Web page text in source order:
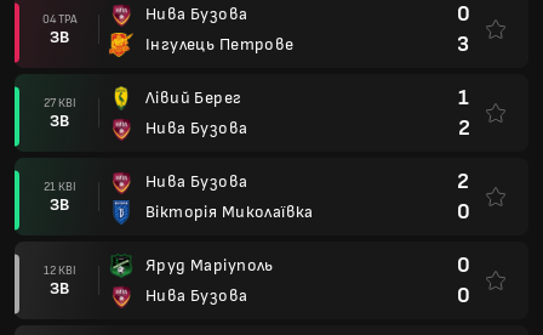
04 ТРА
ЗВ
Нива Бузова
Інгулець Петрове
0
3
27 КВІ
ЗВ
Лівий Берег
Нива Бузова
1
2
21 КВІ
ЗВ
Нива Бузова
Вікторія Миколаївка
2
0
12 КВІ
ЗВ
Яруд Маріуполь
Нива Бузова
0
0